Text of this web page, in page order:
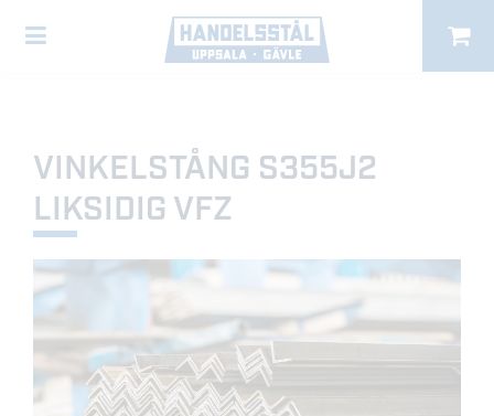
VINKELSTÅNG S355J2
LIKSIDIG VFZ